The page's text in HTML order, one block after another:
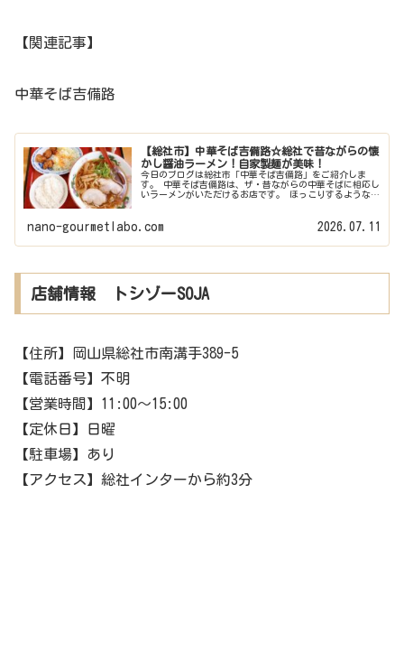
【関連記事】
中華そば吉備路
【総社市】中華そば吉備路☆総社で昔ながらの懐
かし醤油ラーメン！自家製麺が美味！
今日のブログは総社市「中華そば吉備路」をご紹介しま
す。 中華そば吉備路は、ザ・昔ながらの中華そばに相応し
いラーメンがいただけるお店です。 ほっこりするような昔
nano-gourmetlabo.com 2026.07.11
店舗情報 トシゾーSOJA
【住所】岡山県総社市南溝手389-5
【電話番号】不明
【営業時間】11:00〜15:00
【定休日】日曜
【駐車場】あり
【アクセス】総社インターから約3分